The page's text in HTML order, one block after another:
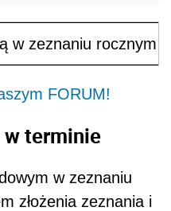
w zeznaniu rocznym
FORUM!
w terminie
w zeznaniu
złożenia zeznania i